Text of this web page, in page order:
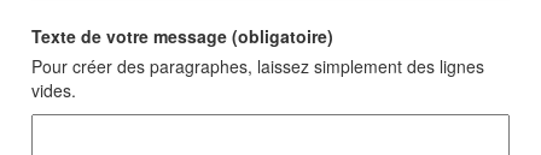
Texte de votre message (obligatoire)
Pour créer des paragraphes, laissez simplement des lignes
vides.